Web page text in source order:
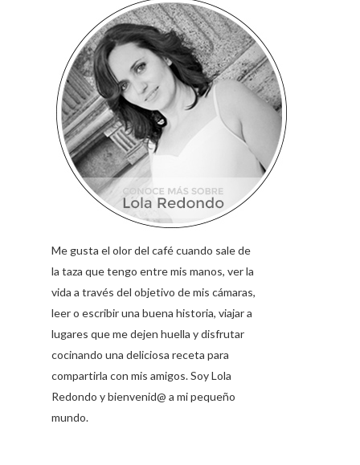
Me gusta el olor del café cuando sale de
la taza que tengo entre mis manos, ver la
vida a través del objetivo de mis cámaras,
leer o escribir una buena historia, viajar a
lugares que me dejen huella y disfrutar
cocinando una deliciosa receta para
compartirla con mis amigos. Soy Lola
Redondo y bienvenid@ a mi pequeño
mundo.